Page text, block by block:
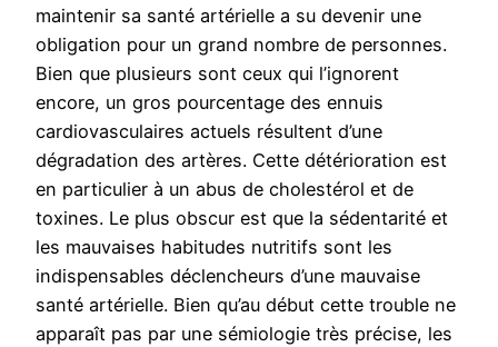
maintenir sa santé artérielle a su devenir une
obligation pour un grand nombre de personnes.
Bien que plusieurs sont ceux qui l’ignorent
encore, un gros pourcentage des ennuis
cardiovasculaires actuels résultent d’une
dégradation des artères. Cette détérioration est
en particulier à un abus de cholestérol et de
toxines. Le plus obscur est que la sédentarité et
les mauvaises habitudes nutritifs sont les
indispensables déclencheurs d’une mauvaise
santé artérielle. Bien qu’au début cette trouble ne
apparaît pas par une sémiologie très précise, les